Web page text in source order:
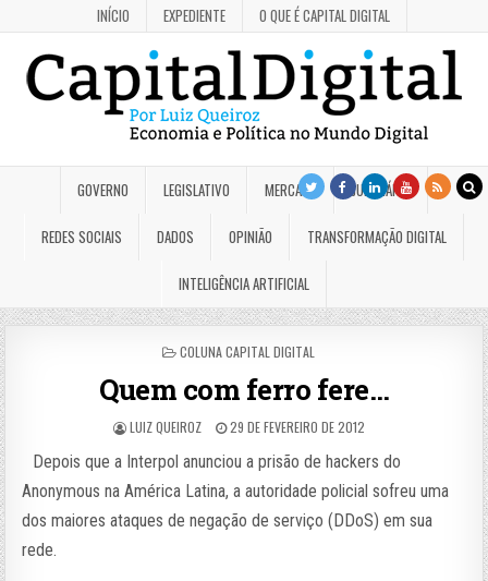
INÍCIO EXPEDIENTE O QUE É CAPITAL DIGITAL
GOVERNO LEGISLATIVO MERCADO JUDICIÁRIO
REDES SOCIAIS DADOS OPINIÃO TRANSFORMAÇÃO DIGITAL
INTELIGÊNCIA ARTIFICIAL
POSTED
COLUNA CAPITAL DIGITAL
Quem com ferro fere…
LUIZ QUEIROZ 29 DE FEVEREIRO DE 2012
Depois que a Interpol anunciou a prisão de hackers do
Anonymous na América Latina, a autoridade policial sofreu uma
dos maiores ataques de negação de serviço (DDoS) em sua
rede.